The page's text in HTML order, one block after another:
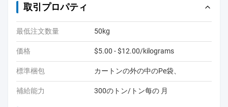
取引プロパティ
最低注文数量 50kg
価格 $5.00 - $12.00/kilograms
標準梱包 カートンの外の中のPe袋、
補給能力 300のトン/トン每の 月